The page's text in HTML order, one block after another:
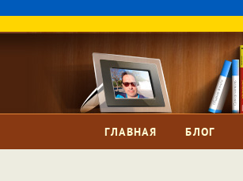
ГЛАВНАЯ БЛОГ